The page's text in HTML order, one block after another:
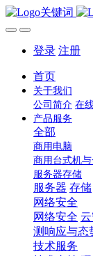
登录 注册
首页
关于我们
公司简介 在
产品服务
全部
商用电脑
商用台式机
服务器存储
服务器 存储
网络安全
网络安全
测响应与态
技术服务